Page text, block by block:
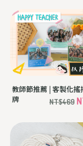
教師節推薦 | 客製化搖
牌
NT$469